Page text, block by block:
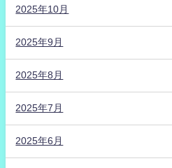
2025年10月
2025年9月
2025年8月
2025年7月
2025年6月